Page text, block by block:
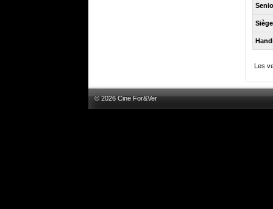
Les
© 2026 Cine For&Ver